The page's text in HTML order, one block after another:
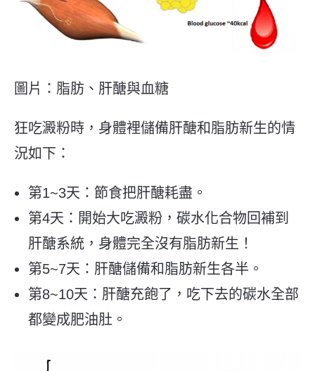
圖片：脂肪、肝醣與血糖
狂吃澱粉時，身體裡儲備肝醣和脂肪新生的情
況如下：
第1~3天：節食把肝醣耗盡。
第4天：開始大吃澱粉，碳水化合物回補到
肝醣系統，身體完全沒有脂肪新生！
第5~7天：肝醣儲備和脂肪新生各半。
第8~10天：肝醣充飽了，吃下去的碳水全部
都變成肥油肚。